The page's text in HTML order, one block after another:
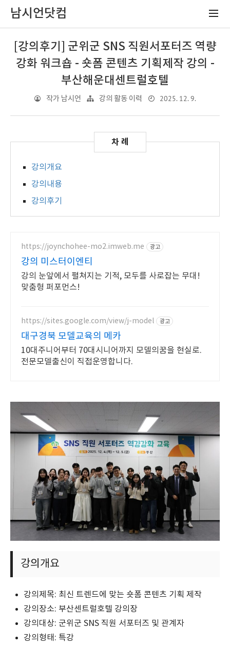
남시언닷컴
[강의후기] 군위군 SNS 직원서포터즈 역량
강화 워크숍 - 숏폼 콘텐츠 기획제작 강의 -
부산해운대센트럴호텔
작가 남시언 강의 활동 이력 2025. 12. 9.
강의개요
강의내용
강의후기
https://joynchohee-mo2.imweb.me 광고
강의 미스터이엔티
강의 눈앞에서 펼쳐지는 기적, 모두를 사로잡는 무대!
맞춤형 퍼포먼스!
https://sites.google.com/view/j-model 광고
대구경북 모델교육의 메카
10대주니어부터 70대시니어까지 모델의꿈을 현실로.
전문모델출신이 직접운영합니다.
강의개요
강의제목: 최신 트렌드에 맞는 숏폼 콘텐츠 기획 제작
강의장소: 부산센트럴호텔 강의장
강의대상: 군위군 SNS 직원 서포터즈 및 관계자
강의형태: 특강